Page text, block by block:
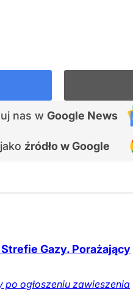
nas w Google News
źródło w Google
Gazy. Porażający
po ogłoszeniu zawieszenia